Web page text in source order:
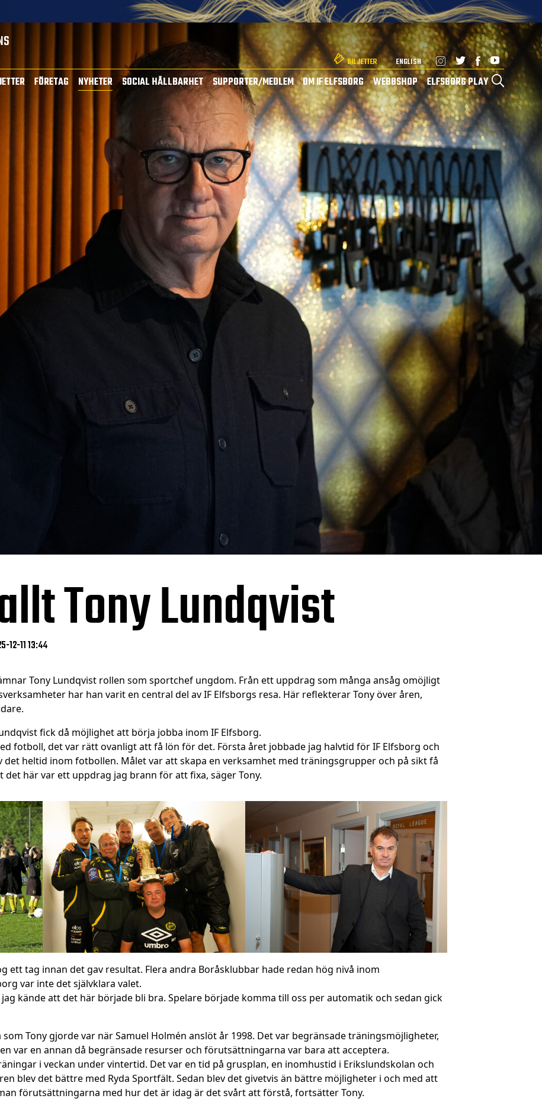
BILJETTER ENGLISH
FÖRETAG NYHETER SOCIAL HÅLLBARHET SUPPORTER/MEDLEM OM IF ELFSBORG WEBBSHOP ELFSBORG PLAY
Tony Lundqvist
12-11 13:44
Tony Lundqvist rollen som sportchef ungdom. Från ett uppdrag som många ansåg omöjligt
har han varit en central del av IF Elfsborgs resa. Här reflekterar Tony över åren,
fick då möjlighet att börja jobba inom IF Elfsborg.
fotboll, det var rätt ovanligt att få lön för det. Första året jobbade jag halvtid för IF Elfsborg och
det heltid inom fotbollen. Målet var att skapa en verksamhet med träningsgrupper och på sikt få
det här var ett uppdrag jag brann för att fixa, säger Tony.
ett tag innan det gav resultat. Flera andra Boråsklubbar hade redan hög nivå inom
var inte det självklara valet.
kände att det här började bli bra. Spelare började komma till oss per automatik och sedan gick
Tony gjorde var när Samuel Holmén anslöt år 1998. Det var begränsade träningsmöjligheter,
var en annan då begränsade resurser och förutsättningarna var bara att acceptera.
i veckan under vintertid. Det var en tid på grusplan, en inomhustid i Erikslundskolan och
blev det bättre med Ryda Sportfält. Sedan blev det givetvis än bättre möjligheter i och med att
förutsättningarna med hur det är idag är det svårt att förstå, fortsätter Tony.